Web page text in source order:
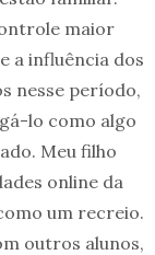
maior
a influência dos
nesse período,
lo como algo
Meu filho
online da
um recreio.
outros alunos,